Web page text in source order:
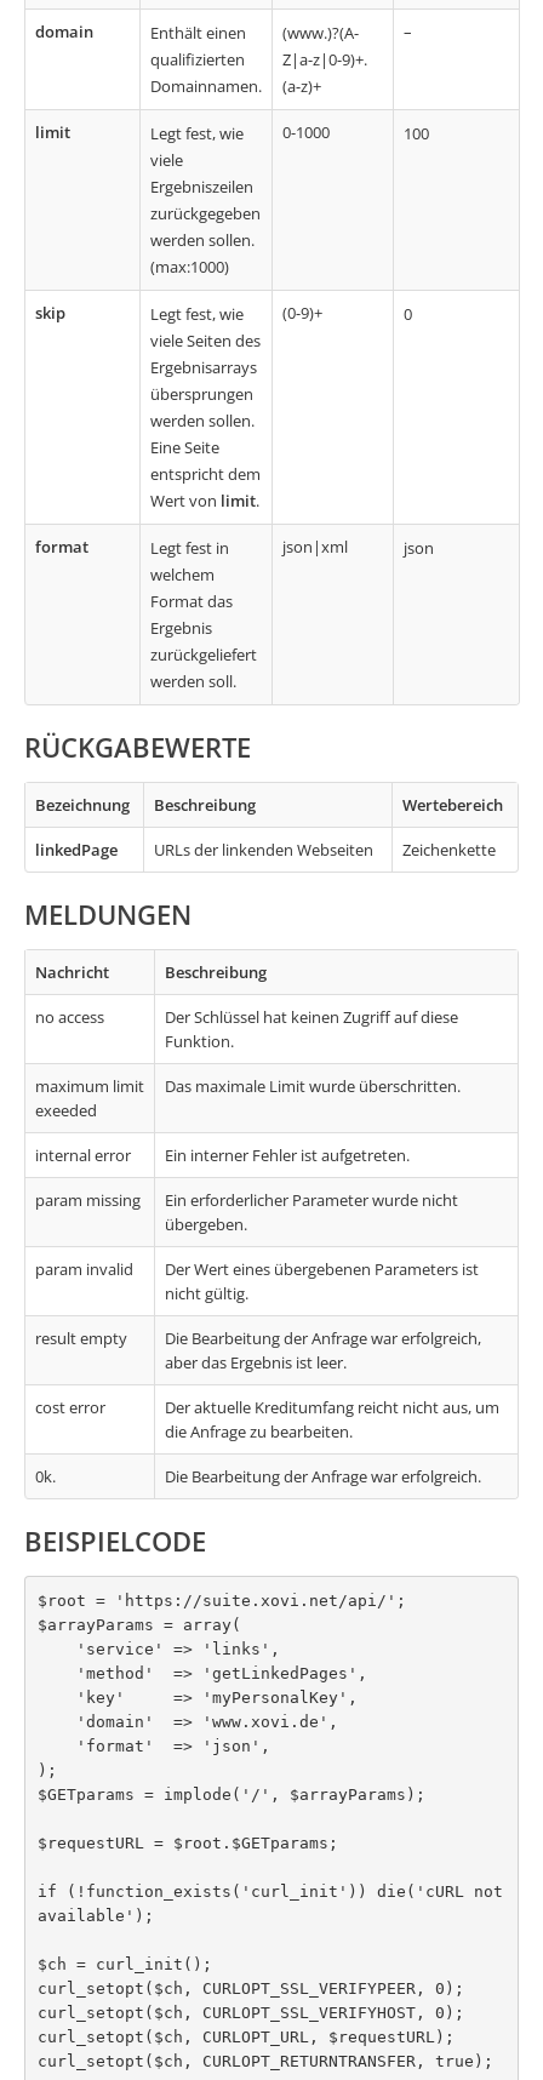
domain
Enthält einen
qualifizierten
Domainnamen.
(www.)?(A-
Z|a-z|0-9)+.
(a-z)+
–
limit
Legt fest, wie
viele
Ergebniszeilen
zurückgegeben
werden sollen.
(max:1000)
0-1000 100
skip
Legt fest, wie
viele Seiten des
Ergebnisarrays
übersprungen
werden sollen.
Eine Seite
entspricht dem
Wert von limit.
(0-9)+ 0
format
Legt fest in
welchem
Format das
Ergebnis
zurückgeliefert
werden soll.
json|xml json
RÜCKGABEWERTE
Bezeichnung Beschreibung Wertebereich
linkedPage URLs der linkenden Webseiten Zeichenkette
MELDUNGEN
Nachricht Beschreibung
no access
Der Schlüssel hat keinen Zugriff auf diese
Funktion.
maximum limit
exeeded
Das maximale Limit wurde überschritten.
internal error Ein interner Fehler ist aufgetreten.
param missing
Ein erforderlicher Parameter wurde nicht
übergeben.
param invalid
Der Wert eines übergebenen Parameters ist
nicht gültig.
result empty
Die Bearbeitung der Anfrage war erfolgreich,
aber das Ergebnis ist leer.
cost error
Der aktuelle Kreditumfang reicht nicht aus, um
die Anfrage zu bearbeiten.
0k. Die Bearbeitung der Anfrage war erfolgreich.
BEISPIELCODE
$root = 'https://suite.xovi.net/api/';
$arrayParams = array(
);
$GETparams = implode('/', $arrayParams);
$requestURL = $root.$GETparams;
if (!function_exists('curl_init')) die('cURL not
available');
$ch = curl_init();
curl_setopt($ch, CURLOPT_SSL_VERIFYPEER, 0);
curl_setopt($ch, CURLOPT_SSL_VERIFYHOST, 0);
curl_setopt($ch, CURLOPT_URL, $requestURL);
curl_setopt($ch, CURLOPT_RETURNTRANSFER, true);